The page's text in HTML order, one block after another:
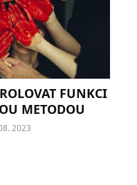
FUNKCI
METODOU
2023